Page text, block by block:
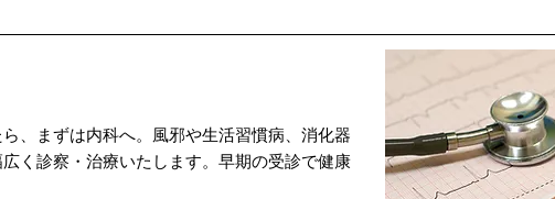
、まずは内科へ。風邪や生活習慣病、消化器
く診察・治療いたします。早期の受診で健康